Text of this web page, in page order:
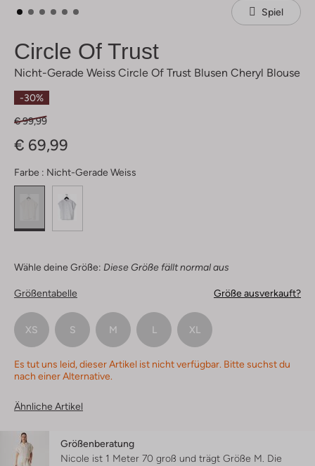
Spiel
Circle Of Trust
Nicht-Gerade Weiss Circle Of Trust Blusen Cheryl Blouse
-30%
€ 99,99
€ 69,99
Farbe : Nicht-Gerade Weiss
Wähle deine Größe: Diese Größe fällt normal aus
Größentabelle Größe ausverkauft?
XS S M L XL
Es tut uns leid, dieser Artikel ist nicht verfügbar. Bitte suchst du
nach einer Alternative.
Ähnliche Artikel
Größenberatung
Nicole ist 1 Meter 70 groß und trägt Größe M. Die